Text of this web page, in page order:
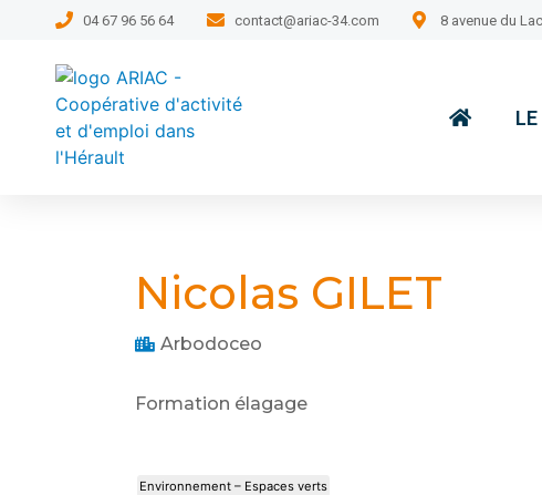
04 67 96 56 64 contact@ariac-34.com 8 avenue du
Nicolas GILET
Arbodoceo
Formation élagage
Environnement – Espaces verts